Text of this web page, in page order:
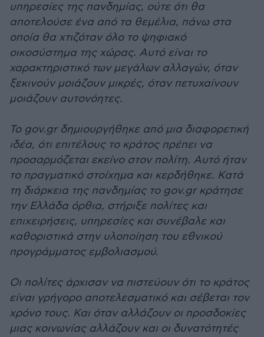
υπηρεσίες της πανδημίας, ούτε ότι θα
αποτελούσε ένα από τα θεμέλια, πάνω στα
οποία θα χτιζόταν όλο το ψηφιακό
οικοσύστημα της χώρας. Αυτό είναι το
χαρακτηριστικό των μεγάλων αλλαγών, όταν
ξεκινούν μοιάζουν μικρές, όταν πετυχαίνουν
μοιάζουν αυτονόητες.
Το gov.gr δημιουργήθηκε από μια διαφορετική
ιδέα, ότι επιτέλους το κράτος πρέπει να
προσαρμόζεται εκείνο στον πολίτη. Αυτό ήταν
το πραγματικό στοίχημα και κερδήθηκε. Κατά
τη διάρκεια της πανδημίας το gov.gr κράτησε
την Ελλάδα όρθια, στήριξε πολίτες και
επιχειρήσεις, υπηρεσίες και συνέβαλε και
καθοριστικά στην υλοποίηση του εθνικού
προγράμματος εμβολιασμού.
Οι πολίτες άρχισαν να πιστεύουν ότι το κράτος
είναι γρήγορο αποτελεσματικό και σέβεται τον
χρόνο τους. Και όταν αλλάζουν οι προσδοκίες
μιας κοινωνίας αλλάζουν και οι δυνατότητές